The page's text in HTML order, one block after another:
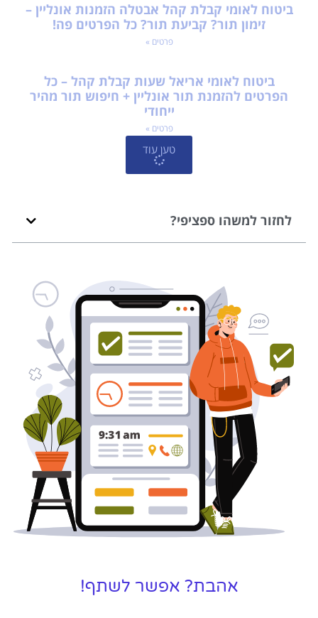
ביטוח לאומי קבלת קהל אבטלה הזמנות אונליין –
זימון תור? קביעת תור? כל הפרטים פה!
פרטים »
ביטוח לאומי אריאל שעות קבלת קהל – כל
הפרטים להזמנת תור אונליין + חיפוש תור מהיר
ייחודי
פרטים »
טען עוד
לחזור למשהו ספציפי?
אהבת? אפשר לשתף!